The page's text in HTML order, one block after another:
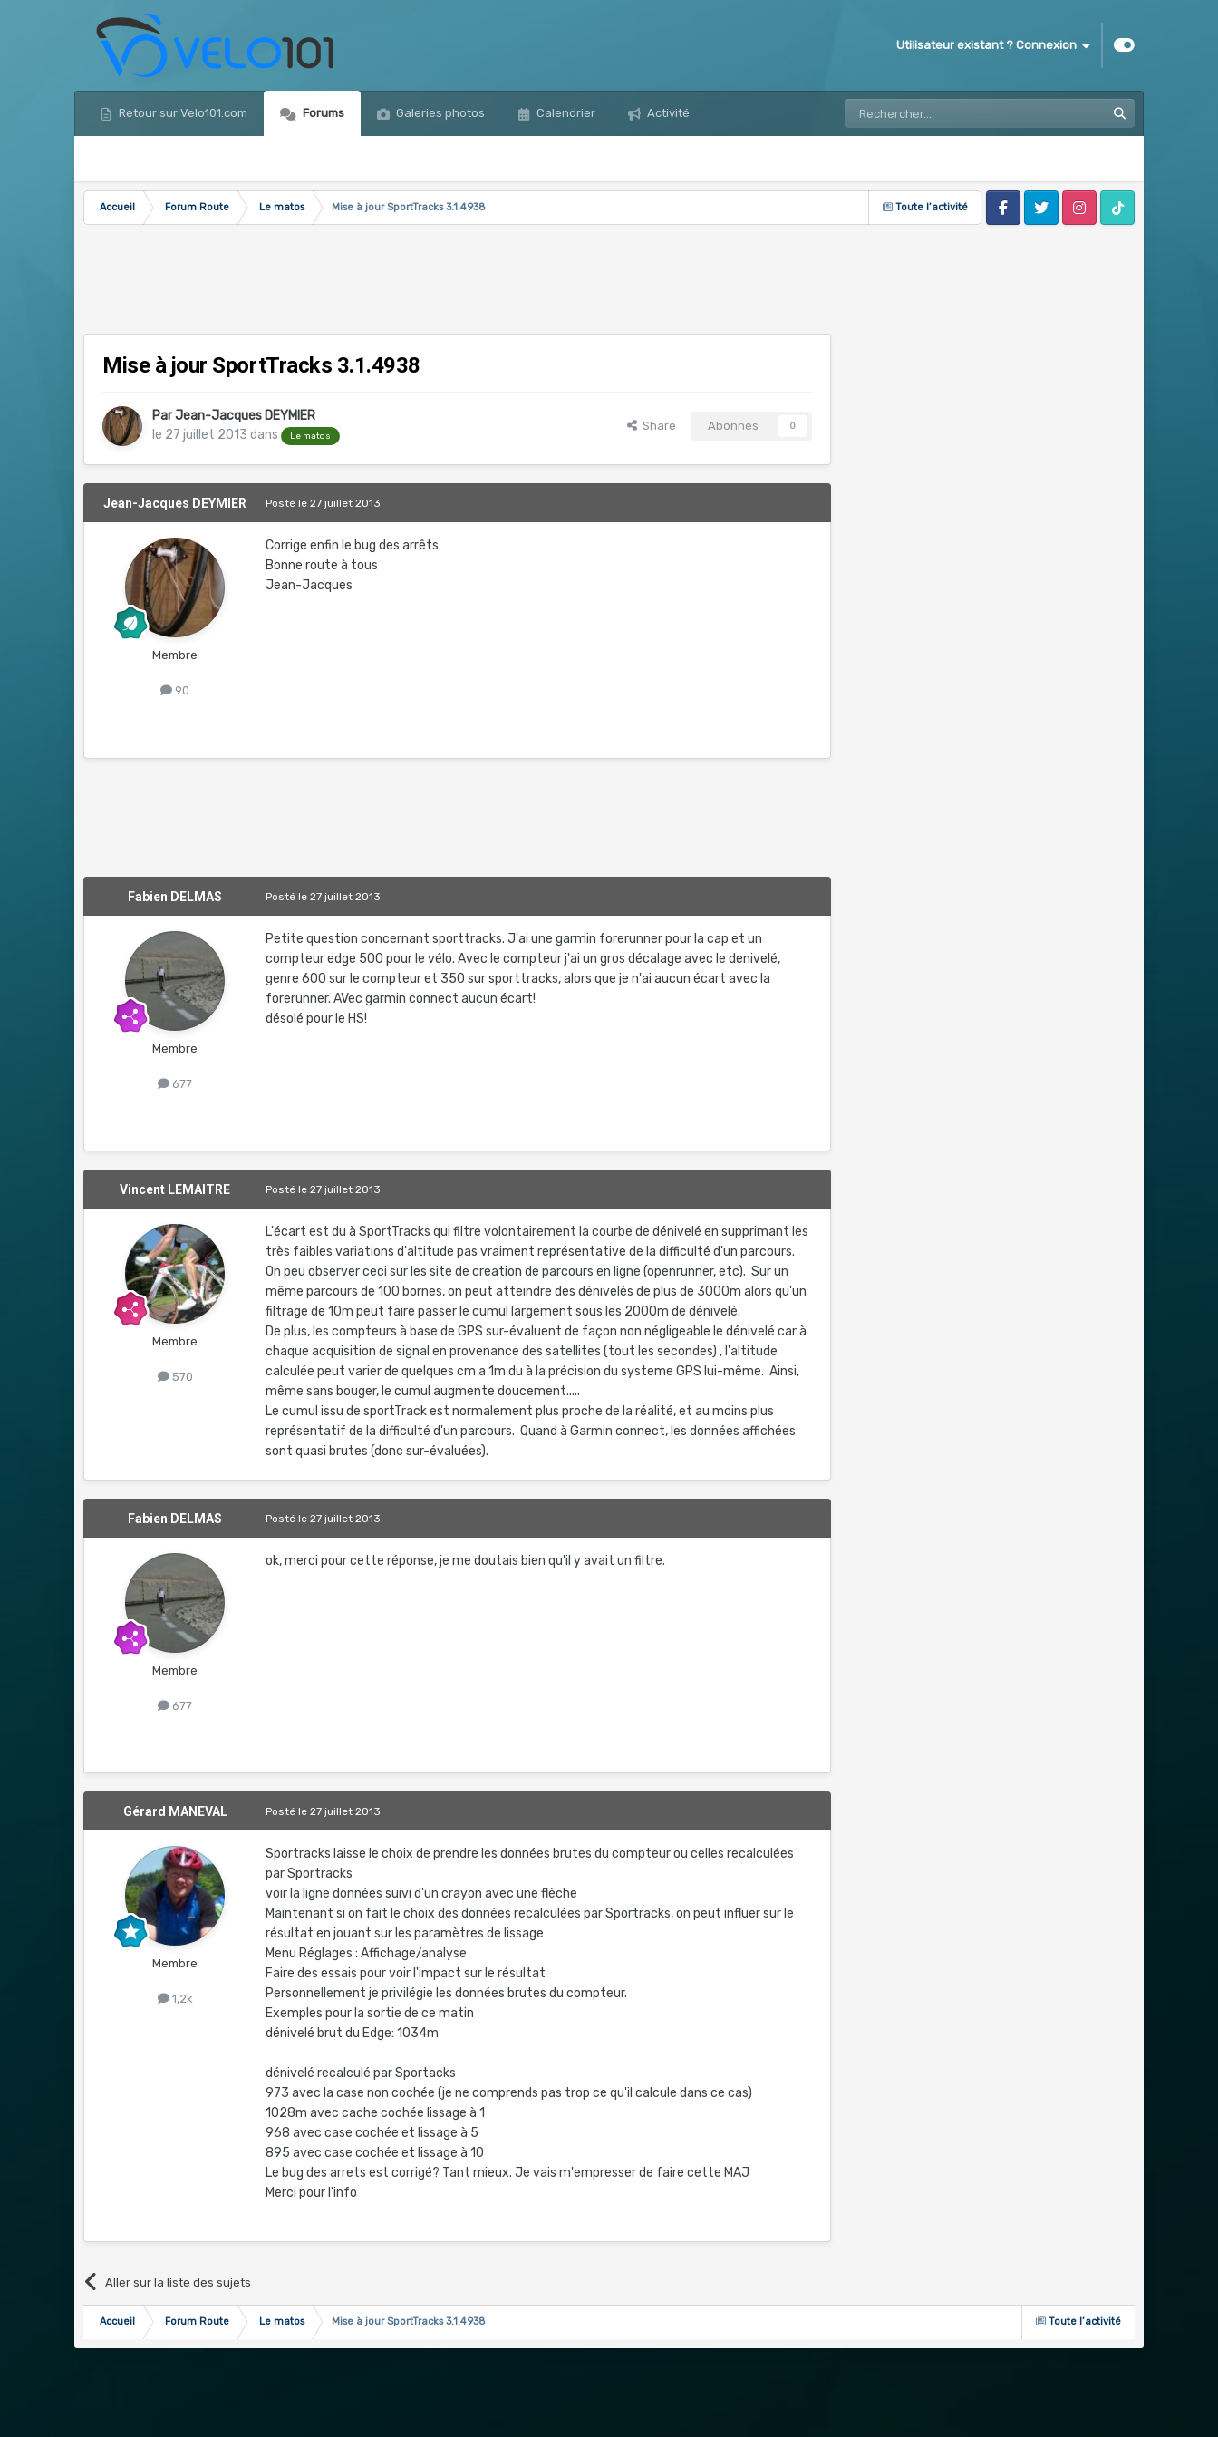
Utilisateur existant ? Connexion
Retour sur Velo101.com Forums Galeries photos Calendrier Activité
Toute l’activité
Accueil Forum Route Le matos
Mise à jour SportTracks 3.1.4938
FacebookTwitter InstagramTik Tok
Mise à jour SportTracks 3.1.4938
ParJean-Jacques DEYMIER
le 27 juillet 2013 dans Le matos
Share Abonnés 0
Jean-Jacques DEYMIER
Membre
90
Postéle 27 juillet 2013
Corrige enfin le bug des arrêts.
Bonne route à tous
Jean-Jacques
Fabien DELMAS
Membre
677
Postéle 27 juillet 2013
Petite question concernant sporttracks. J'ai une garmin forerunner pour la cap et un
compteur edge 500 pour le vélo. Avec le compteur j'ai un gros décalage avec le denivelé,
genre 600 sur le compteur et 350 sur sporttracks, alors que je n'ai aucun écart avec la
forerunner. AVec garmin connect aucun écart!
désolé pour le HS!
Vincent LEMAITRE
Membre
570
Postéle 27 juillet 2013
L'écart est du à SportTracks qui filtre volontairement la courbe de dénivelé en supprimant les
très faibles variations d'altitude pas vraiment représentative de la difficulté d'un parcours.
On peu observer ceci sur les site de creation de parcours en ligne (openrunner, etc). Sur un
même parcours de 100 bornes, on peut atteindre des dénivelés de plus de 3000m alors qu'un
filtrage de 10m peut faire passer le cumul largement sous les 2000m de dénivelé.
De plus, les compteurs à base de GPS sur-évaluent de façon non négligeable le dénivelé car à
chaque acquisition de signal en provenance des satellites (tout les secondes) , l'altitude
calculée peut varier de quelques cm a 1m du à la précision du systeme GPS lui-même. Ainsi,
même sans bouger, le cumul augmente doucement.....
Le cumul issu de sportTrack est normalement plus proche de la réalité, et au moins plus
représentatif de la difficulté d'un parcours. Quand à Garmin connect, les données affichées
sont quasi brutes (donc sur-évaluées).
Fabien DELMAS
Membre
677
Postéle 27 juillet 2013
ok, merci pour cette réponse, je me doutais bien qu'il y avait un filtre.
Gérard MANEVAL
Membre
1,2k
Postéle 27 juillet 2013
Sportracks laisse le choix de prendre les données brutes du compteur ou celles recalculées
par Sportracks
voir la ligne données suivi d'un crayon avec une flèche
Maintenant si on fait le choix des données recalculées par Sportracks, on peut influer sur le
résultat en jouant sur les paramètres de lissage
Menu Réglages : Affichage/analyse
Faire des essais pour voir l'impact sur le résultat
Personnellement je privilégie les données brutes du compteur.
Exemples pour la sortie de ce matin
dénivelé brut du Edge: 1034m
dénivelé recalculé par Sportacks
973 avec la case non cochée (je ne comprends pas trop ce qu'il calcule dans ce cas)
1028m avec cache cochée lissage à 1
968 avec case cochée et lissage à 5
895 avec case cochée et lissage à 10
Le bug des arrets est corrigé? Tant mieux. Je vais m'empresser de faire cette MAJ
Merci pour l'info
Aller sur la liste des sujets
Toute l’activité
Accueil Forum Route Le matos Mise à jour SportTracks 3.1.4938